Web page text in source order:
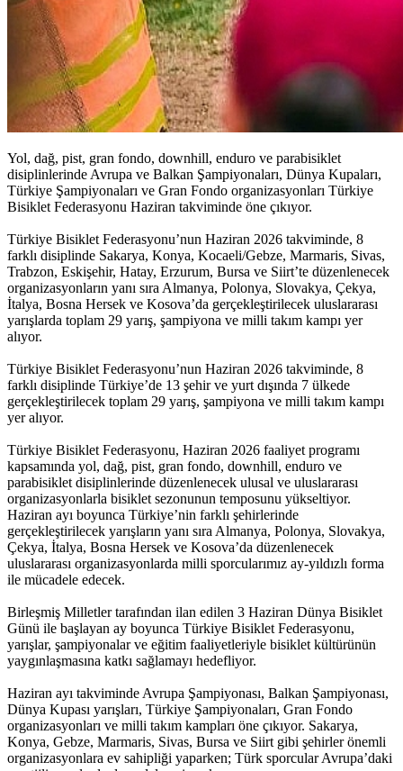
Yol, dağ, pist, gran fondo, downhill, enduro ve parabisiklet
disiplinlerinde Avrupa ve Balkan Şampiyonaları, Dünya Kupaları,
Türkiye Şampiyonaları ve Gran Fondo organizasyonları Türkiye
Bisiklet Federasyonu Haziran takviminde öne çıkıyor.
Türkiye Bisiklet Federasyonu’nun Haziran 2026 takviminde, 8
farklı disiplinde Sakarya, Konya, Kocaeli/Gebze, Marmaris, Sivas,
Trabzon, Eskişehir, Hatay, Erzurum, Bursa ve Siirt’te düzenlenecek
organizasyonların yanı sıra Almanya, Polonya, Slovakya, Çekya,
İtalya, Bosna Hersek ve Kosova’da gerçekleştirilecek uluslararası
yarışlarda toplam 29 yarış, şampiyona ve milli takım kampı yer
alıyor.
Türkiye Bisiklet Federasyonu’nun Haziran 2026 takviminde, 8
farklı disiplinde Türkiye’de 13 şehir ve yurt dışında 7 ülkede
gerçekleştirilecek toplam 29 yarış, şampiyona ve milli takım kampı
yer alıyor.
Türkiye Bisiklet Federasyonu, Haziran 2026 faaliyet programı
kapsamında yol, dağ, pist, gran fondo, downhill, enduro ve
parabisiklet disiplinlerinde düzenlenecek ulusal ve uluslararası
organizasyonlarla bisiklet sezonunun temposunu yükseltiyor.
Haziran ayı boyunca Türkiye’nin farklı şehirlerinde
gerçekleştirilecek yarışların yanı sıra Almanya, Polonya, Slovakya,
Çekya, İtalya, Bosna Hersek ve Kosova’da düzenlenecek
uluslararası organizasyonlarda milli sporcularımız ay-yıldızlı forma
ile mücadele edecek.
Birleşmiş Milletler tarafından ilan edilen 3 Haziran Dünya Bisiklet
Günü ile başlayan ay boyunca Türkiye Bisiklet Federasyonu,
yarışlar, şampiyonalar ve eğitim faaliyetleriyle bisiklet kültürünün
yaygınlaşmasına katkı sağlamayı hedefliyor.
Haziran ayı takviminde Avrupa Şampiyonası, Balkan Şampiyonası,
Dünya Kupası yarışları, Türkiye Şampiyonaları, Gran Fondo
organizasyonları ve milli takım kampları öne çıkıyor. Sakarya,
Konya, Gebze, Marmaris, Sivas, Bursa ve Siirt gibi şehirler önemli
organizasyonlara ev sahipliği yaparken; Türk sporcular Avrupa’daki